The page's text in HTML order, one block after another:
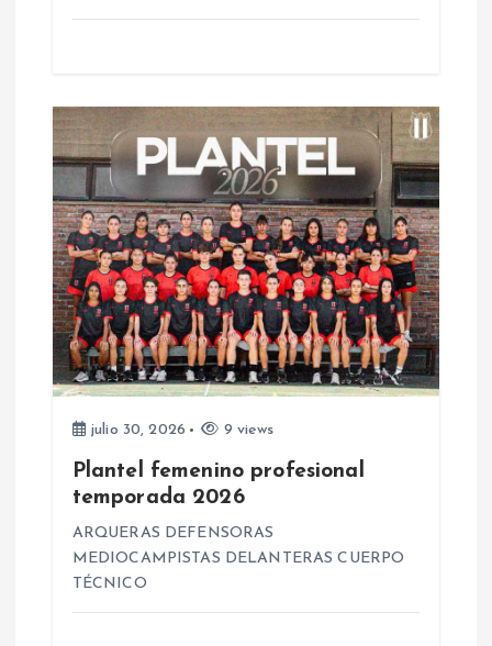
a
d
a
s
julio 30, 2026 9 views
Plantel femenino profesional
temporada 2026
ARQUERAS DEFENSORAS
MEDIOCAMPISTAS DELANTERAS CUERPO
TÉCNICO